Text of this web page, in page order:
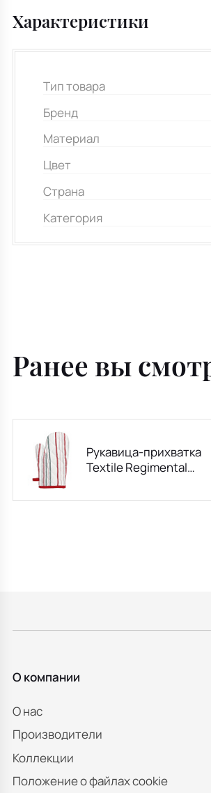
Характеристики
Тип товара
Бренд
Материал
Цвет
Страна
Категория
Ранее вы
Рукавица-прихватка
Textile Regimental
О компании
О нас
Производители
Коллекции
Положение о файлах cookie